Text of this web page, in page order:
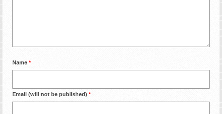
Name *
Email (will not be published) *